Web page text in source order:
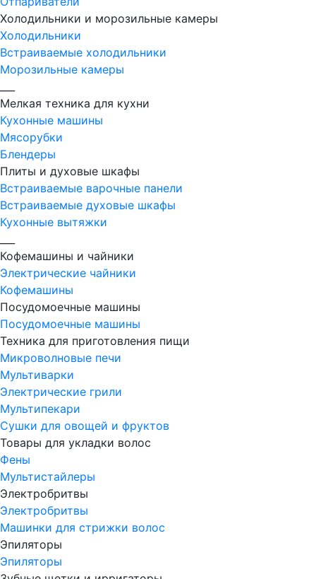
Холодильники и морозильные камеры
Холодильники
Встраиваемые холодильники
Морозильные камеры
Мелкая техника для кухни
Кухонные машины
Мясорубки
Блендеры
Плиты и духовые шкафы
Встраиваемые варочные панели
Встраиваемые духовые шкафы
Кухонные вытяжки
Кофемашины и чайники
Электрические чайники
Кофемашины
Посудомоечные машины
Посудомоечные машины
Техника для приготовления пищи
Микроволновые печи
Мультиварки
Электрические грили
Мультипекари
Сушки для овощей и фруктов
Товары для укладки волос
Фены
Мультистайлеры
Электробритвы
Электробритвы
Машинки для стрижки волос
Эпиляторы
Эпиляторы